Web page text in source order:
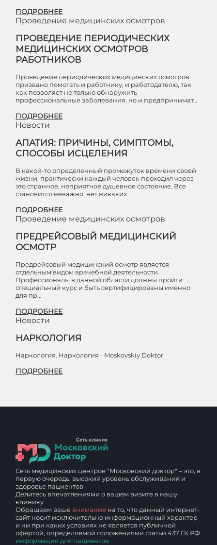
ПОДРОБНЕЕ
Проведение медицинских осмотров
ПРОВЕДЕНИЕ ПЕРИОДИЧЕСКИХ
МЕДИЦИНСКИХ ОСМОТРОВ
РАБОТНИКОВ
Проведение периодических медицинских осмотров
призвано помогать и работнику, и работодателю, так
как позволяет не только обнаружить
профессиональные заболевания, но и предпринимат…
ПОДРОБНЕЕ
Новости
АПАТИЯ: ПРИЧИНЫ, СИМПТОМЫ,
СПОСОБЫ ИСЦЕЛЕНИЯ
В какой-то определенный промежуток времени своей
жизни, практически каждый человек проходил через
это странное, неприятное душевное состояние. Все
становится неважно, нет никаких
ПОДРОБНЕЕ
Проведение медицинских осмотров
ПРЕДРЕЙСОВЫЙ МЕДИЦИНСКИЙ
ОСМОТР
Предрейсовый медицинский осмотр является
отдельным видом врачебной деятельности.
Профессионалы в данной области должны пройти
специальный курс и быть сертифицированы именно
для пр…
ПОДРОБНЕЕ
Новости
НАРКОЛОГИЯ
Наркология. Наркология - Moskovskiy Doktor.
ПОДРОБНЕЕ
Сеть медицинских центров "Московский доктор" – это, в
первую очередь, высокий уровень обслуживания и
здоровье пациентов
Делитесь впечатлениями о вашем визите в нашу
клинику
Обращаем ваше внимание на то, что данный интернет-
сайт носит исключительно информационный характер
и ни при каких условиях не является публичной
офертой, определяемой положениями статьи 437 ГК РФ
информация для пациентов